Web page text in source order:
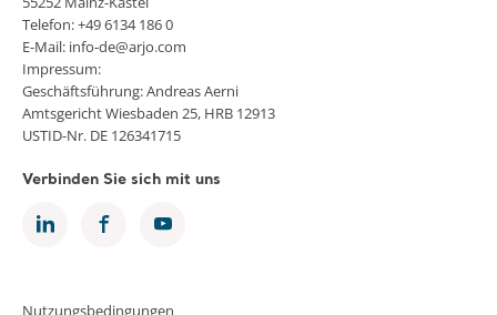
Telefon: +49 6134 186 0
E-Mail: info-de@arjo.com
Impressum:
Geschäftsführung: Andreas Aerni
Amtsgericht Wiesbaden 25, HRB 12913
USTID-Nr. DE 126341715
Verbinden Sie sich mit uns
Nutzungsbedingungen